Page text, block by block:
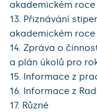
akademickém roce
13. Přiznávání
akademickém roce
14. Zpráva o
a plán úkolů pro
15. Informace z
16. Informace z
17. Různé